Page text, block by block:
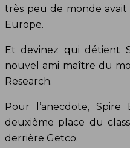
très peu de monde
Europe.
Et devinez qui détient
nouvel ami maître du
Research.
Pour l’anecdote,
deuxième place du
derrière Getco.